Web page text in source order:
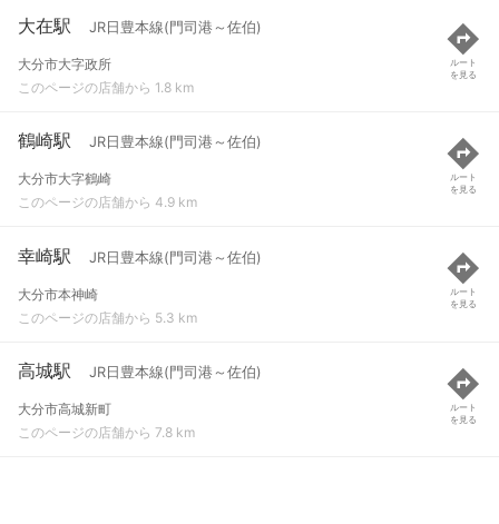
大在駅 JR日豊本線(門司港～佐伯)
大分市大字政所
このページの店舗から 1.8 km
ルート
を見る
鶴崎駅 JR日豊本線(門司港～佐伯)
大分市大字鶴崎
このページの店舗から 4.9 km
ルート
を見る
幸崎駅 JR日豊本線(門司港～佐伯)
大分市本神崎
このページの店舗から 5.3 km
ルート
を見る
高城駅 JR日豊本線(門司港～佐伯)
大分市高城新町
このページの店舗から 7.8 km
ルート
を見る